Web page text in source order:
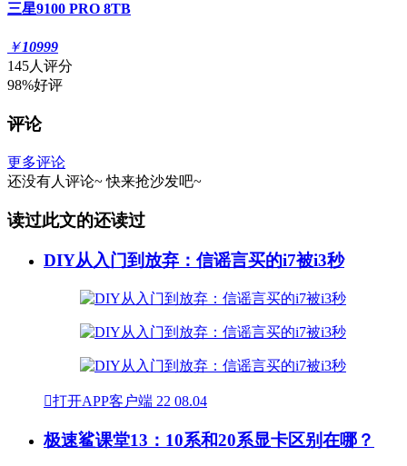
三星9100 PRO 8TB
￥10999
145人评分
98%好评
评论
更多评论
还没有人评论~ 快来抢沙发吧~
读过此文的还读过
DIY从入门到放弃：信谣言买的i7被i3秒
打开APP客户端 22 08.04
极速鲨课堂13：10系和20系显卡区别在哪？